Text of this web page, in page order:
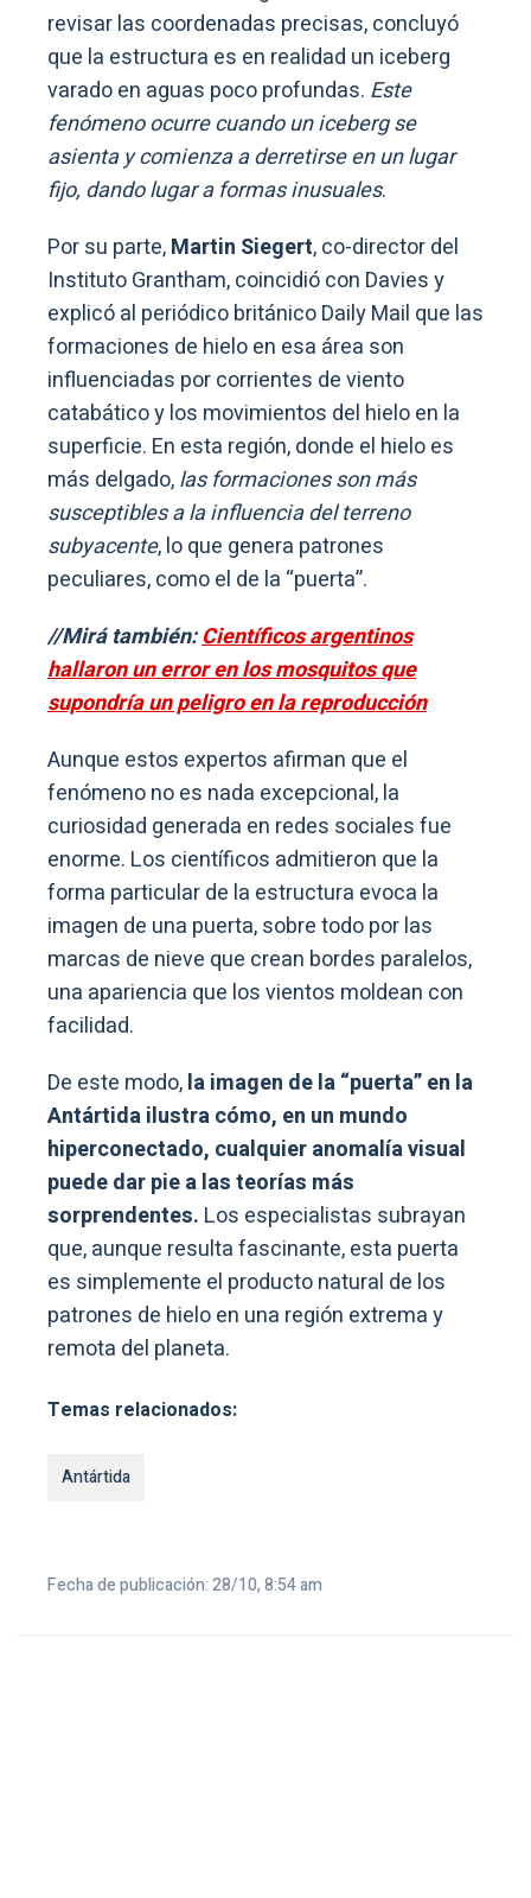
revisar las coordenadas precisas, concluyó
que la estructura es en realidad un iceberg
varado en aguas poco profundas. Este
fenómeno ocurre cuando un iceberg se
asienta y comienza a derretirse en un lugar
fijo, dando lugar a formas inusuales.
Por su parte,Martin Siegert, co-director del
Instituto Grantham, coincidió con Davies y
explicó al periódico británico Daily Mail que las
formaciones de hielo en esa área son
influenciadas por corrientes de viento
catabático y los movimientos del hielo en la
superficie. En esta región, donde el hielo es
más delgado,las formaciones son más
susceptibles a la influencia del terreno
subyacente, lo que genera patrones
peculiares, como el de la “puerta”.
//Mirá también:Científicos argentinos
hallaron un error en los mosquitos que
supondría un peligro en la reproducción
Aunque estos expertos afirman que el
fenómeno no es nada excepcional, la
curiosidad generada en redes sociales fue
enorme. Los científicos admitieron que la
forma particular de la estructura evoca la
imagen de una puerta, sobre todo por las
marcas de nieve que crean bordes paralelos,
una apariencia que los vientos moldean con
facilidad.
De este modo,la imagen de la “puerta” en la
Antártida ilustra cómo, en un mundo
hiperconectado, cualquier anomalía visual
puede dar pie a las teorías más
sorprendentes. Los especialistas subrayan
que, aunque resulta fascinante, esta puerta
es simplemente el producto natural de los
patrones de hielo en una región extrema y
remota del planeta.
Temas relacionados:
Antártida
Fecha de publicación: 28/10, 8:54 am